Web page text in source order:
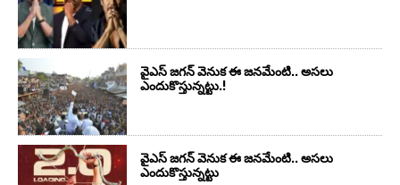
వైఎస్‌ జగన్‌ వెనుక ఈ జనమేంటి.. అసలు
ఎందుకొస్తున్నట్టు.!
వైఎస్‌ జగన్‌ వెనుక ఈ జనమేంటి.. అసలు
ఎందుకొస్తున్నట్టు